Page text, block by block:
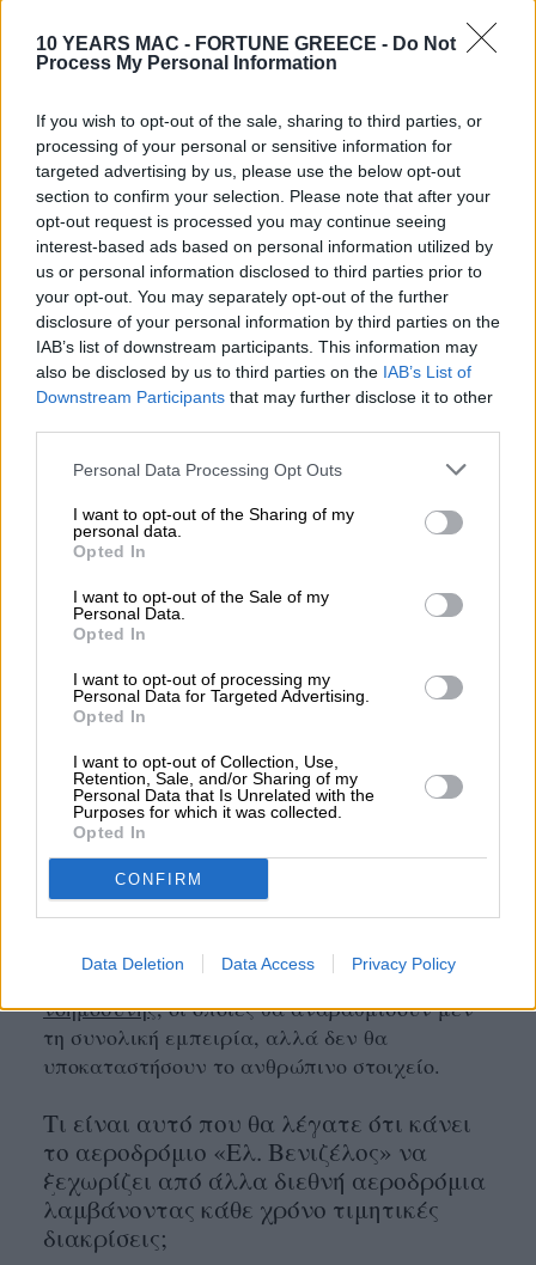
10 YEARS MAC - FORTUNE GREECE - Do Not
Process My Personal Information
If you wish to opt-out of the sale, sharing to third parties, or
processing of your personal or sensitive information for
targeted advertising by us, please use the below opt-out
section to confirm your selection. Please note that after your
opt-out request is processed you may continue seeing
interest-based ads based on personal information utilized by
us or personal information disclosed to third parties prior to
your opt-out. You may separately opt-out of the further
disclosure of your personal information by third parties on the
IAB’s list of downstream participants. This information may
also be disclosed by us to third parties on the IAB’s List of
Downstream Participants that may further disclose it to other
Personal Data Processing Opt Outs
I want to opt-out of the Sharing of my
personal data.
Opted In
I want to opt-out of the Sale of my
Personal Data.
Opted In
I want to opt-out of processing my
Personal Data for Targeted Advertising.
Opted In
I want to opt-out of Collection, Use,
Retention, Sale, and/or Sharing of my
Personal Data that Is Unrelated with the
Purposes for which it was collected.
Opted In
CONFIRM
Data Deletion Data Access Privacy Policy
Ηαειφορίααποτελεί για εκείνον και την
αγώνα. Το ίδιο και η επέκταση του
αεροδρομίου, αλλά και η ανάδειξη της
Αθήνας όχι μόνο ως city break προορισμού,
αλλά και ως τόπου πρωτοπορίας. Εξηγεί πως
αυτήν τη στιγμή, όσο βελτιώνεται το
παραλιακό μέτωπο με τιςεπενδύσεις
σεΕλληνικόκαιΑθηναϊκή Ριβιέρα,
αναβιώνουμε το προϊόν «sea and sun», ενώ
τονίζει πως είναι κάθετος σε λογικές που
εμποδίζουν την ανάπτυξη.
Το 2025 οΔιεθνής Αερολιμένας Αθηνώνθα
γίνει τοπρώτο ενεργειακά ανεξάρτητο
case study στον κλάδο του. Έμφαση δίνεται
στην εμπειρία shopping, στην υψηλού
επίσης και στην ανάδειξη των καλύτερων
τοπικών προϊόντων.
Για τον Γιάννη Παράσχη, ο στόχος παραμένει
η εύρυθμη λειτουργία, ακόμη και σε αντίξοες
συνθήκες, και η διασφάλιση ενός υψηλού
επιπέδου διαχείρισης της εναέριας
κυκλοφορίας. Θεωρεί πως όσο περνούν τα
χρόνια θα δίνεται
infotainmentκαι η ψηφιακή τεχνολογία θα
διεισδύει ακόμα περισσότερο στον τρόπο
λειτουργίας των αεροδρομίων. Ωστόσο, το
ταξίδι θα παραμείνει μια φυσική διαδικασία,
παρά τηνυιοθέτηση τεχνολογιών τεχνητής
νοημοσύνης, οι οποίες θα αναβαθμίσουν μεν
τη συνολική εμπειρία, αλλά δεν θα
υποκαταστήσουν το ανθρώπινο στοιχείο.
Τι είναι αυτό που θα λέγατε ότι κάνει
το αεροδρόμιο «Ελ. Βενιζέλος» να
ξεχωρίζει από άλλα διεθνή αεροδρόμια
λαμβάνοντας κάθε χρόνο τιμητικές
διακρίσεις;